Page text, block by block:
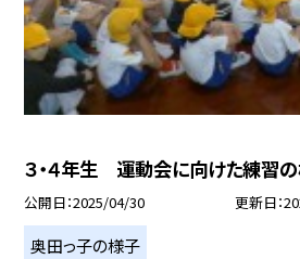
３・４年生 運動会に向けた練習の
公開日 2025/04/30 更新日
奥田っ子の様子